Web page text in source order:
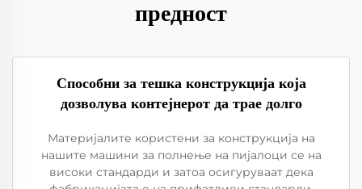
предност
Способни за тешка конструкција која
дозволува контејнерот да трае долго
Материјалите користени за конструкција на
нашите машини за полнење на пијалоци се на
високи стандарди и затоа осигуруваат дека